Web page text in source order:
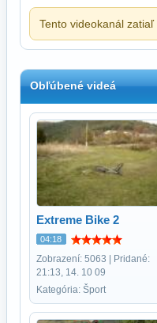
Tento videokanál
Obľúbené videá
Extreme Bike 2
04:18
Zobrazení: 5063 | Pridané:
21:13, 14. 10 09
Kategória: Šport